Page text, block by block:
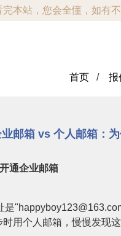
完本站，您会全懂，如有
首页 / 报
邮箱 vs 个人邮箱：
通企业邮箱
用个人邮箱，慢慢发现这